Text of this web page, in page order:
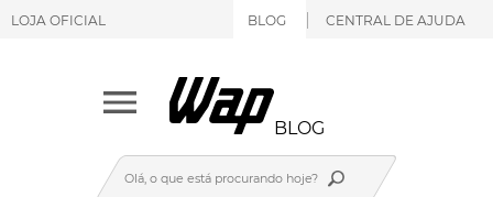
LOJA OFICIAL BLOG CENTRAL DE AJUDA
BLOG